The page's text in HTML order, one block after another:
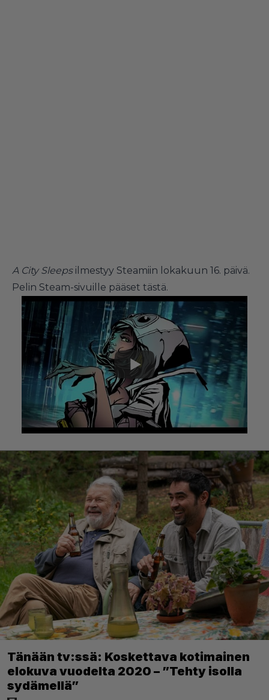
A City Sleeps ilmestyy Steamiin lokakuun 16. päivä.
Pelin Steam-sivuille pääset tästä.
Tänään tv:ssä: Koskettava kotimainen
elokuva vuodelta 2020 – ”Tehty isolla
sydämellä”